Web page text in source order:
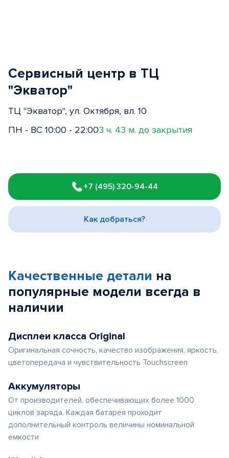
Сервисный центр в ТЦ
"Экватор"
ТЦ "Экватор", ул. Октября, вл. 10
ПН - ВС 10:00 - 22:003 ч. 43 м. до закрытия
1
of
3
+7 (495) 320-94-44
Как добраться?
Качественные детали на
популярные модели всегда в
наличии
Дисплеи класса Original
Оригинальная сочность, качество изображения, яркость,
цветопередача и чувствительность Touchscreen
Аккумуляторы
От производителей, обеспечивающих более 1000
циклов заряда. Каждая батарея проходит
дополнительный контроль величины номинальной
емкости